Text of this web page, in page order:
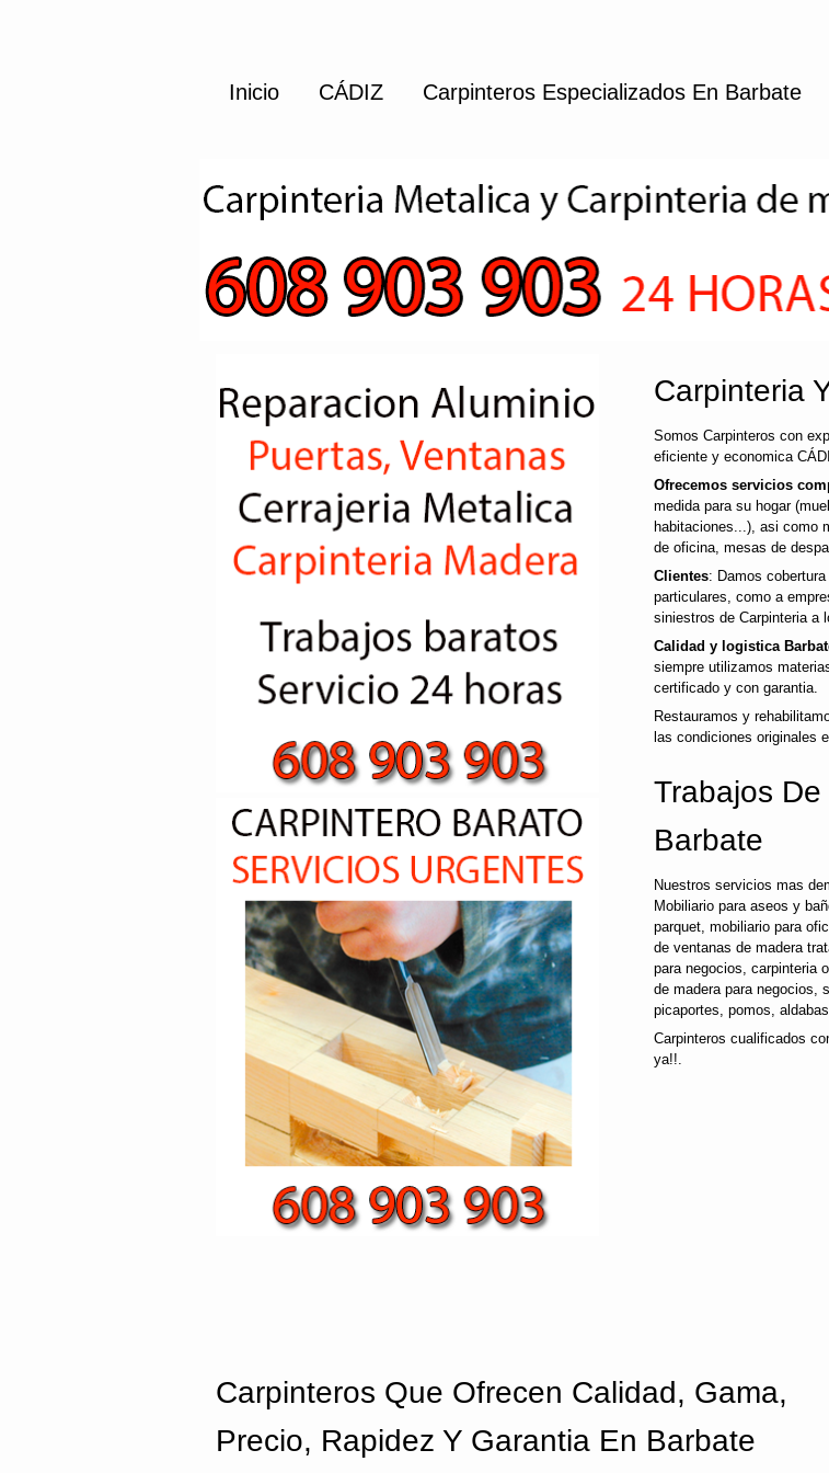
Inicio CÁDIZ Carpinteros Especializados En Barbate
Carpinteria
Somos Carpinteros con
eficiente y economica
Ofrecemos servicios
medida para su hogar
habitaciones...), asi como
de oficina, mesas de
Clientes: Damos
particulares, como a
siniestros de Carpinteria a
Calidad y logistica
siempre utilizamos
certificado y con garantia.
Restauramos y
las condiciones originales
Trabajos
Barbate
Nuestros servicios mas
Mobiliario para aseos y
parquet, mobiliario para
de ventanas de madera
para negocios, carpinteria
de madera para negocios,
picaportes, pomos,
Carpinteros cualificados
ya!!.
Carpinteros Que Ofrecen Calidad, Gama,
Precio, Rapidez Y Garantia En Barbate